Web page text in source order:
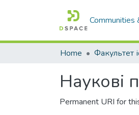
Communities
Home
Наукові
Permanent URI for